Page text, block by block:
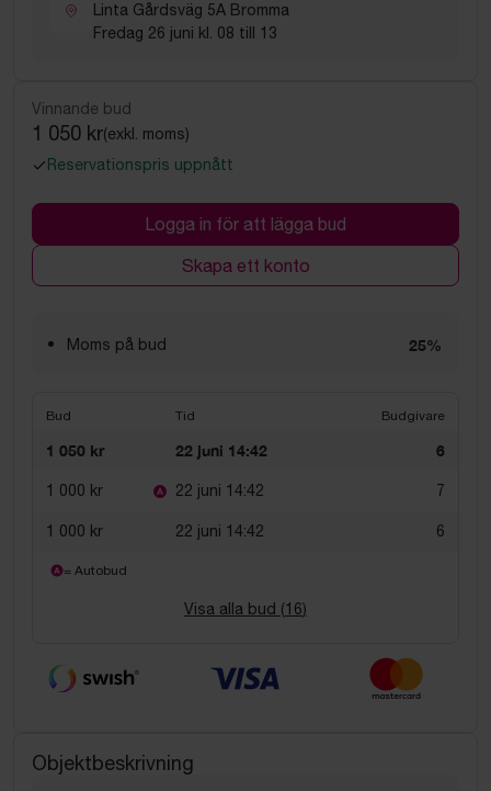
Linta Gårdsväg 5A Bromma
Fredag 26 juni kl. 08 till 13
Vinnande bud
1 050 kr(exkl. moms)
Reservationspris uppnått
Logga in för att lägga bud
Skapa ett konto
Moms på bud 25%
Bud Tid Budgivare
1 050 kr 22 juni 14:42 6
1 000 kr 22 juni 14:42 7
1 000 kr 22 juni 14:42 6
= Autobud
Visa alla bud (16)
Objektbeskrivning